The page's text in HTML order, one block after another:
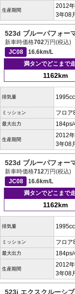
生産期間
2012
3年08
523d ブルーパフォー
新車時価格702万円(税込)
JC08
16.6km/L
満タンでどこまで
1162km
排気量 1995cc
ミッション フロア
最大出力
生産期間
2012
3年08
523d ブルーパフォー
新車時価格712万円(税込)
JC08
16.6km/L
満タンでどこまで
1162km
排気量 1995cc
ミッション フロア
最大出力
生産期間
2012
3年08
523i エクスクルーシ